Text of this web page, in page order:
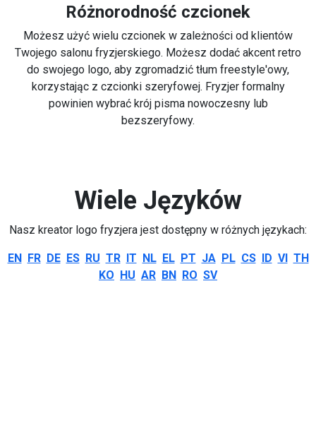
Różnorodność czcionek
Możesz użyć wielu czcionek w zależności od klientów
Twojego salonu fryzjerskiego. Możesz dodać akcent retro
do swojego logo, aby zgromadzić tłum freestyle'owy,
korzystając z czcionki szeryfowej. Fryzjer formalny
powinien wybrać krój pisma nowoczesny lub
bezszeryfowy.
Wiele Języków
Nasz kreator logo fryzjera jest dostępny w różnych językach:
EN FR DE ES RU TR IT NL EL PT JA PL CS ID VI TH
KO HU AR BN RO SV